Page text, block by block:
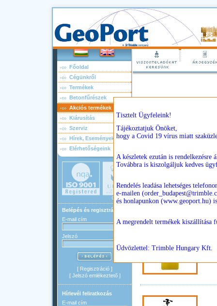
Főoldal
Cégünkről
Termékek
Betonfűrészek
Akciós termékek
Kiárusítás
Szerviz
Hírek, Események
Elérhetőségeink
Belépés és regisztráció
E-mail cím
Jelszó
[ Regisztráció ]
[ Jelszó emlékeztető]
Hírlevél feliratkozás
E-mail cím
Akciós termékek